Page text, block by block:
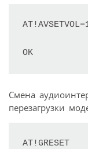
OK
Смена
перезагрузки
AT!GRESET